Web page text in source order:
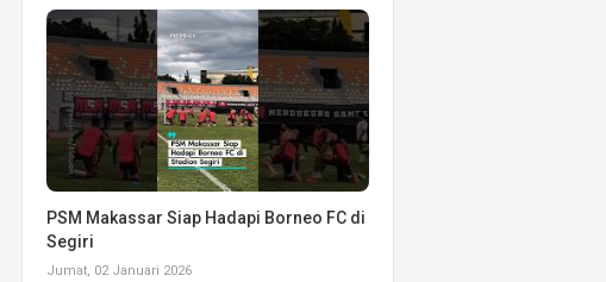
PSM Makassar Siap Hadapi Borneo FC di
Segiri
Jumat, 02 Januari 2026